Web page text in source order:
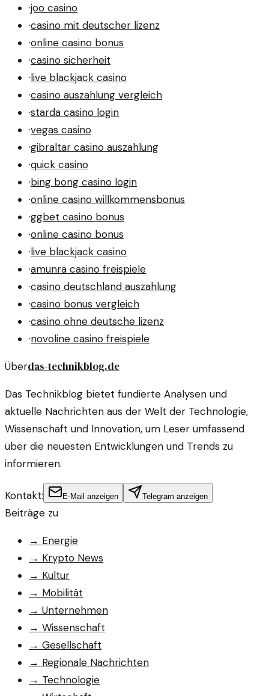
·joo casino
·casino mit deutscher lizenz
·online casino bonus
·casino sicherheit
·live blackjack casino
·casino auszahlung vergleich
·starda casino login
·vegas casino
·gibraltar casino auszahlung
·quick casino
·bing bong casino login
·online casino willkommensbonus
·ggbet casino bonus
·online casino bonus
·live blackjack casino
·amunra casino freispiele
·casino deutschland auszahlung
·casino bonus vergleich
·casino ohne deutsche lizenz
·novoline casino freispiele
Überdas-technikblog.de
Das Technikblog bietet fundierte Analysen und
aktuelle Nachrichten aus der Welt der Technologie,
Wissenschaft und Innovation, um Leser umfassend
über die neuesten Entwicklungen und Trends zu
informieren.
Kontakt: E-Mail anzeigen Telegram anzeigen
Beiträge zu
→ Energie
→ Krypto News
→ Kultur
→ Mobilität
→ Unternehmen
→ Wissenschaft
→ Gesellschaft
→ Regionale Nachrichten
→ Technologie